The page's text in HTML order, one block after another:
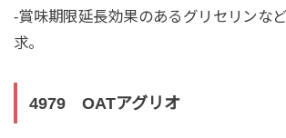
-賞味期限延長効果のあるグリセリンな
求。
4979 OATアグリオ